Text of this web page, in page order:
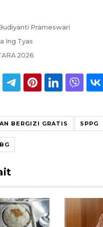
Prameswari
Ing Tyas
2026
BERGIZI GRATIS SPPG